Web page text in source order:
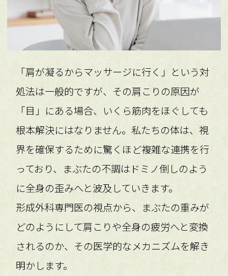
「肩が凝るからマッサージに行く」という対
処法は一般的ですが、その肩こりの原因が
「目」にある場合、いくら筋肉をほぐしても
根本解決にはなりません。私たちの体は、視
界を確保するために驚くほど複雑な連携を行
っており、まぶたの不調はドミノ倒しのよう
に全身の歪みへと波及していきます。
形成外科専門医の視点から、まぶたの重みが
どのようにして肩こりや全身の疲労へと変換
されるのか、その医学的なメカニズムを解き
明かします。